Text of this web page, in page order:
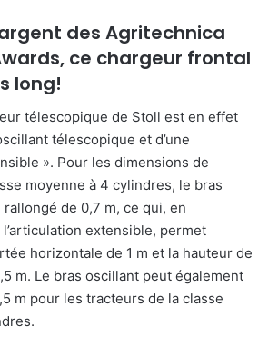
des Agritechnica
ce chargeur frontal
long!
télescopique de Stoll est en effet
télescopique et d’une
». Pour les dimensions de
moyenne à 4 cylindres, le bras
de 0,7 m, ce qui, en
extensible, permet
horizontale de 1 m et la hauteur de
m. Le bras oscillant peut également
m pour les tracteurs de la classe